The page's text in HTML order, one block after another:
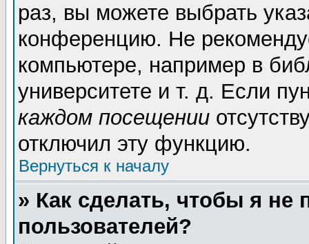
раз, вы можете выбрать
конференцию. Не
компьютере, например в
университете и т. д. Если
каждом посещении
отключил эту функцию.
Вернуться к началу
» Как сделать, чтобы я не
пользователей?